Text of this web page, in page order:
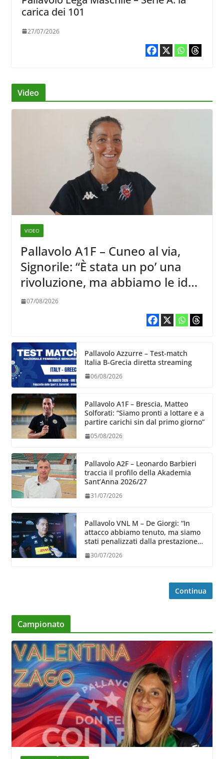
carica dei 101
27/07/2026
Video
VIDEO
Pallavolo A1F – Cuneo al via,
Signorile: “È stata un po’ una
rivoluzione, ma abbiamo le idee
chiare siu cosa vogliamo fare”
07/08/2026
Pallavolo Azzurre – Test-match
Italia B-Grecia diretta streaming
06/08/2026
Pallavolo A1F – Brescia, Matteo
Solforati: “Siamo pronti a lottare e a
partire carichi sin dal primo giorno”
05/08/2026
Pallavolo A2F – Leonardo Barbieri
traccia il profilo della Akademia
Sant’Anna 2026/27
31/07/2026
Pallavolo VNL M – De Giorgi: “In
attacco abbiamo tenuto, ma siamo
stati penalizzati dalla prestazione
30/07/2026
Continua
Campionato